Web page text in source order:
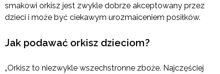
smakowi orkisz jest zwykle dobrze akceptowany przez
dzieci i może być ciekawym urozmaiceniem posiłków.
Jak podawać orkisz dzieciom?
„Orkisz to niezwykle wszechstronne zboże. Najczęściej